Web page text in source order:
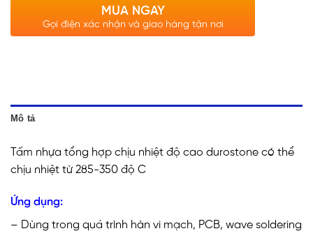
MUA NGAY
Gọi điện xác nhận và giao hàng tận nơi
Mô tả
Tấm nhựa tổng hợp chịu nhiệt độ cao durostone có thể
chịu nhiệt từ 285-350 độ C
Ứng dụng:
– Dùng trong quá trình hàn vi mạch, PCB, wave soldering